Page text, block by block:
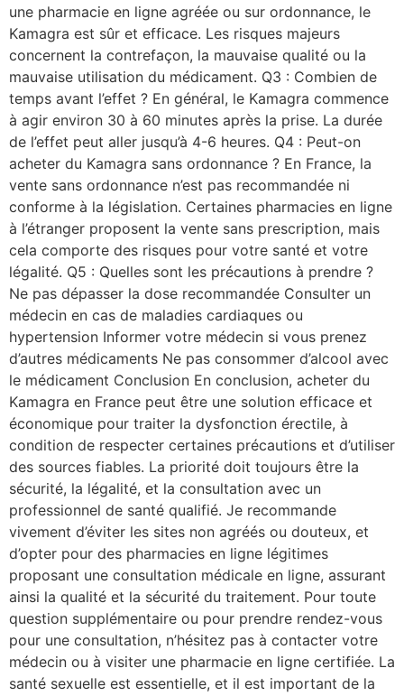
une pharmacie en ligne agréée ou sur ordonnance, le
Kamagra est sûr et efficace. Les risques majeurs
concernent la contrefaçon, la mauvaise qualité ou la
mauvaise utilisation du médicament. Q3 : Combien de
temps avant l’effet ? En général, le Kamagra commence
à agir environ 30 à 60 minutes après la prise. La durée
de l’effet peut aller jusqu’à 4-6 heures. Q4 : Peut-on
acheter du Kamagra sans ordonnance ? En France, la
vente sans ordonnance n’est pas recommandée ni
conforme à la législation. Certaines pharmacies en ligne
à l’étranger proposent la vente sans prescription, mais
cela comporte des risques pour votre santé et votre
légalité. Q5 : Quelles sont les précautions à prendre ?
Ne pas dépasser la dose recommandée Consulter un
médecin en cas de maladies cardiaques ou
hypertension Informer votre médecin si vous prenez
d’autres médicaments Ne pas consommer d’alcool avec
le médicament Conclusion En conclusion, acheter du
Kamagra en France peut être une solution efficace et
économique pour traiter la dysfonction érectile, à
condition de respecter certaines précautions et d’utiliser
des sources fiables. La priorité doit toujours être la
sécurité, la légalité, et la consultation avec un
professionnel de santé qualifié. Je recommande
vivement d’éviter les sites non agréés ou douteux, et
d’opter pour des pharmacies en ligne légitimes
proposant une consultation médicale en ligne, assurant
ainsi la qualité et la sécurité du traitement. Pour toute
question supplémentaire ou pour prendre rendez-vous
pour une consultation, n’hésitez pas à contacter votre
médecin ou à visiter une pharmacie en ligne certifiée. La
santé sexuelle est essentielle, et il est important de la